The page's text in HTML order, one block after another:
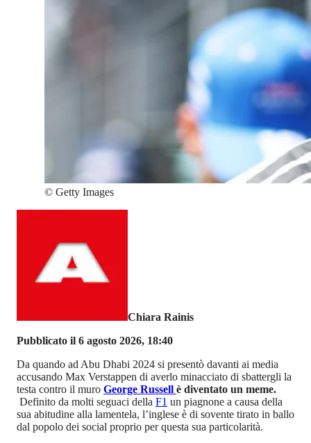
© Getty Images
Chiara Rainis
Pubblicato il 6 agosto 2026, 18:40
Da quando ad Abu Dhabi 2024 si presentò davanti ai media
accusando Max Verstappen di averlo minacciato di sbattergli la
testa contro il muro George Russell è diventato un meme.
Definito da molti seguaci della F1 un piagnone a causa della
sua abitudine alla lamentela, l’inglese è di sovente tirato in ballo
dal popolo dei social proprio per questa sua particolarità.